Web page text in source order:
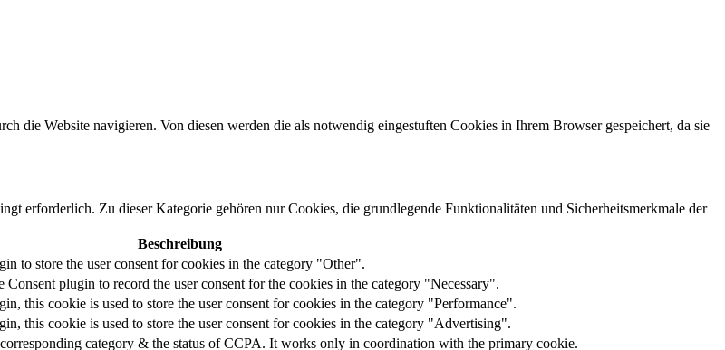
die Website navigieren. Von diesen werden die als notwendig eingestuften Cookies in Ihrem Browser gespeichert, da sie
erforderlich. Zu dieser Kategorie gehören nur Cookies, die grundlegende Funktionalitäten und Sicherheitsmerkmale der
Beschreibung
to store the user consent for cookies in the category "Other".
plugin to record the user consent for the cookies in the category "Necessary".
this cookie is used to store the user consent for cookies in the category "Performance".
this cookie is used to store the user consent for cookies in the category "Advertising".
category & the status of CCPA. It works only in coordination with the primary cookie.